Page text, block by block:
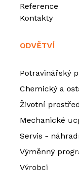
Reference
Kontakty
ODVĚTVÍ
Potravinářský
Chemický a
Životní
Mechanické
Servis -
Výměnný
Výrobci